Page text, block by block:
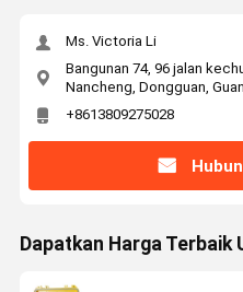
Ms. Victoria Li
Bangunan 74, 96 jalan
Nancheng, Dongguan,
+8613809275028
Dapatkan Harga Terbaik